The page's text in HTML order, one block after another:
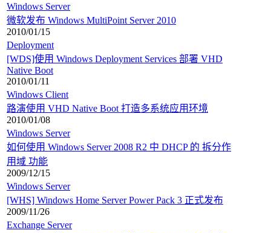
Windows Server
微软发布 Windows MultiPoint Server 2010
2010/01/15
Deployment
[WDS]使用 Windows Deployment Services 部署 VHD
Native Boot
2010/01/11
Windows Client
路演使用 VHD Native Boot 打造多系统应用环境
2010/01/08
Windows Server
如何使用 Windows Server 2008 R2 中 DHCP 的 拆分作
用域 功能
2009/12/15
Windows Server
[WHS] Windows Home Server Power Pack 3 正式发布
2009/11/26
Exchange Server